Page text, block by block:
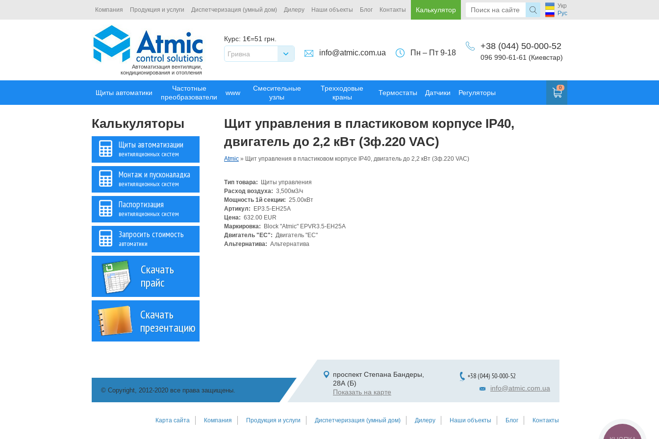
Компания Продукция и услуги Диспетчеризация (умный дом) Дилеру Наши объекты Блог Контакты Калькулятор
Укр
Рус
Автоматизация вентиляции,
кондиционирования и отопления
Курс: 1€=51 грн.
Гривна
info@atmic.com.ua Пн – Пт 9-18
+38 (044) 50-000-52
096 990-61-61 (Киевстар)
Щиты автоматики
Частотные
преобразователи
www
Смесительные
узлы
Трехходовые
краны
Термостаты Датчики Регуляторы
0
Щит управления в пластиковом корпусе IP40,
двигатель до 2,2 кВт (3ф.220 VAC)
Atmic » Щит управления в пластиковом корпусе IP40, двигатель до 2,2 кВт (3ф.220 VAC)
Тип товара:
Щиты управления
Расход воздуха: 3,500м3/ч
Мощность 1й секции: 25.00кВт
Артикул:
EP3.5-EH25A
Цена: 632.00 EUR
Маркировка:
Block "Atmic" EPVR3.5-EH25A
Двигатель "ЕС": Двигатель "ЕС"
Альтернатива: Альтернатива
Калькуляторы
Щиты автоматизации
вентиляционных систем
Монтаж и пусконаладка
вентиляционных систем
Паспортизация
вентиляционных систем
Запросить стоимость
автоматики
Скачать
прайс
Скачать
презентацию
© Copyright, 2012-2020 все права защищены.
проспект Степана Бандеры,
28А (Б)
Показать на карте
+38 (044) 50-000-52
info@atmic.com.ua
Карта сайта Компания Продукция и услуги Диспетчеризация (умный дом) Дилеру Наши объекты Блог Контакты